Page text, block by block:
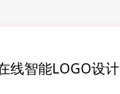
线智能LOGO设计